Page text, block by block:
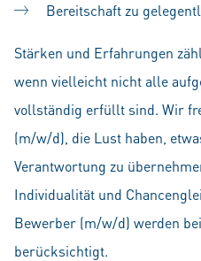
Bereitschaft zu
Stärken und Erfahrungen
wenn vielleicht nicht alle
vollständig erfüllt sind. Wir
(m/w/d), die Lust haben,
Verantwortung zu
Individualität und
Bewerber (m/w/d) werden
berücksichtigt.